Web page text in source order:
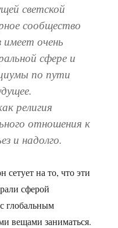
светской
сообщество
очень
сфере и
по пути
религия
отношения к
и надолго.
на то, что эти
сферой
глобальным
вещами заниматься.